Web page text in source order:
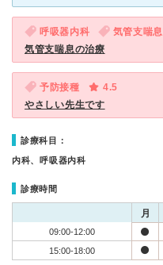
呼吸器内科 気管支喘息
気管支喘息の治療
予防接種
4.5
やさしい先生です
診療科目：
内科、呼吸器内科
診療時間
月
09:00-12:00
15:00-18:00